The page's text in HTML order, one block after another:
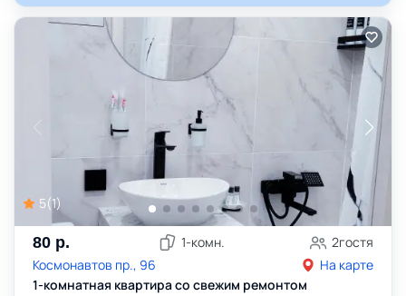
5(1)
80 р. 1-комн. 2гостя
Космонавтов пр., 96
На карте
1-комнатная квартира со свежим ремонтом